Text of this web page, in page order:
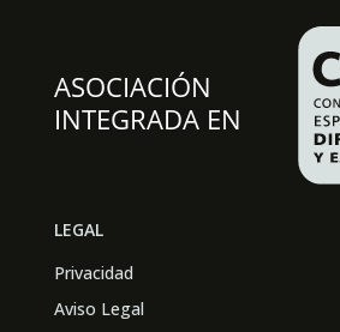
LEGAL
Privacidad
Aviso Legal